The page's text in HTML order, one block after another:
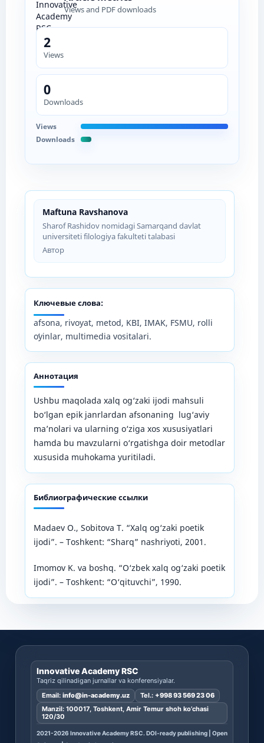
Maftuna Ravshanova
Sharof Rashidov nomidagi Samarqand davlat
universiteti filologiya fakulteti talabasi
Автор
Ключевые слова:
afsona, rivoyat, metod, KBI, IMAK, FSMU, rolli
oʻyinlar, multimedia vositalari.
Аннотация
Ushbu maqolada xalq og‘zaki ijodi mahsuli
bo‘lgan epik janrlardan afsonaning lug‘aviy
ma’nolari va ularning o‘ziga xos xususiyatlari
hamda bu mavzularni o‘rgatishga doir metodlar
xususida muhokama yuritiladi.
Библиографические ссылки
Madaev O., Sobitova T. “Xalq og‘zaki poetik
ijodi”. – Toshkent: “Sharq” nashriyoti, 2001.
Imomov K. va boshq. “O‘zbek xalq og‘zaki poetik
ijodi”. – Toshkent: “O‘qituvchi”, 1990.
Views and PDF downloads
2
Views
0
Downloads
Views
Downloads
Innovative Academy RSC
Taqriz qilinadigan jurnallar va konferensiyalar.
Email: info@in-academy.uz Tel.: +998 93 569 23 06
Manzil: 100017, Toshkent, Amir Temur shoh ko’chasi
120/30
2021-2026 Innovative Academy RSC. DOI-ready publishing | Open